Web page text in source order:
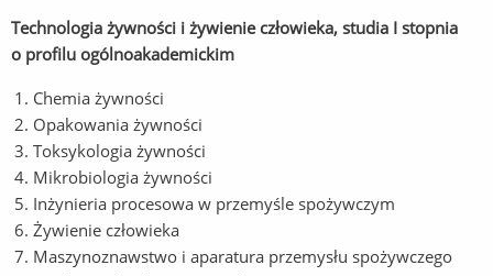
Technologia żywności i żywienie człowieka, studia I stopnia
o profilu ogólnoakademickim
Chemia żywności
Opakowania żywności
Toksykologia żywności
Mikrobiologia żywności
Inżynieria procesowa w przemyśle spożywczym
Żywienie człowieka
Maszynoznawstwo i aparatura przemysłu spożywczego